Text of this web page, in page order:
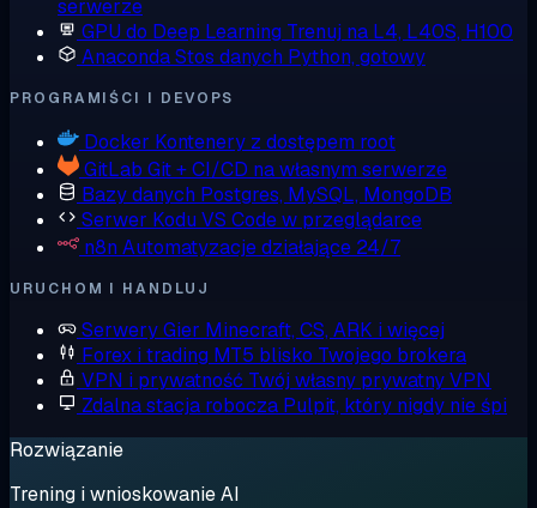
serwerze
GPU do Deep Learning Trenuj na L4, L40S, H100
AnacondaStos danych Python, gotowy
PROGRAMIŚCI I DEVOPS
Docker Kontenery z dostępem root
GitLab Git + CI/CD na własnym serwerze
Bazy danych Postgres, MySQL, MongoDB
Serwer Kodu VS Code w przeglądarce
n8n Automatyzacje działające 24/7
URUCHOM I HANDLUJ
Serwery Gier Minecraft, CS, ARK i więcej
Forex i trading MT5 blisko Twojego brokera
VPN i prywatność Twój własny prywatny VPN
Zdalna stacja robocza Pulpit, który nigdy nie śpi
Rozwiązanie
Trening i wnioskowanie AI